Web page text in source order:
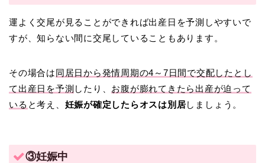
運よく交尾が見ることができれば出産日を予測しやすいで
すが、知らない間に交尾していることもあります。
その場合は同居日から発情周期の4～7日間で交配したとし
て出産日を予測 したり、 お腹が膨れてきたら出産が迫って
いる と考え、 妊娠が確定したらオスは別居しましょう。
③妊娠中